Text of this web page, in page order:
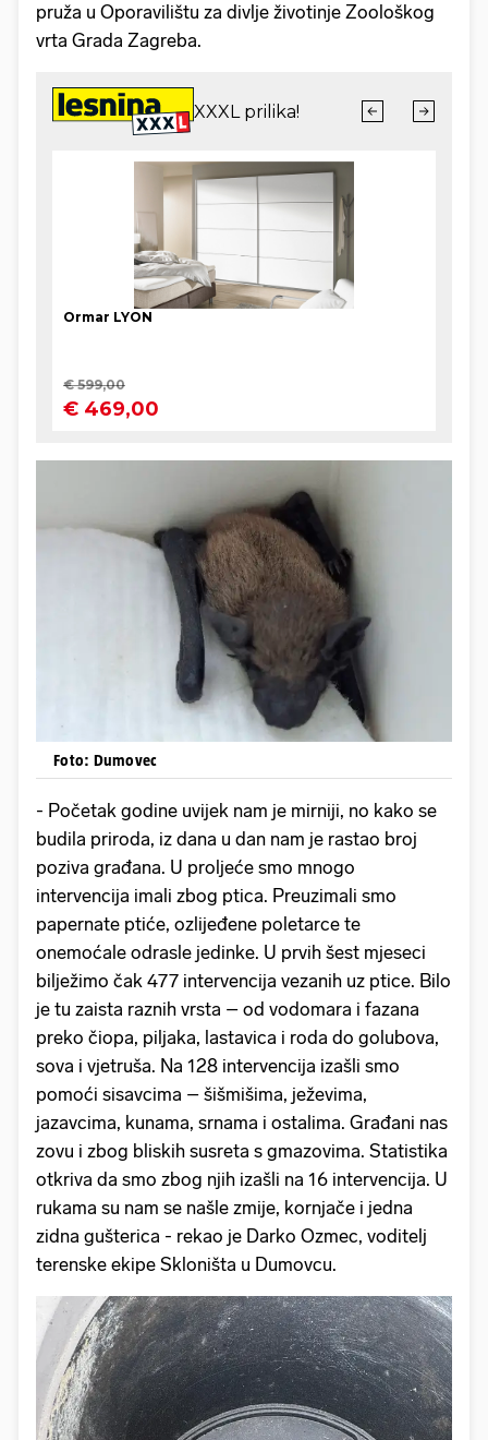
pruža u Oporavilištu za divlje životinje Zoološkog
vrta Grada Zagreba.
Foto: Dumovec
- Početak godine uvijek nam je mirniji, no kako se
budila priroda, iz dana u dan nam je rastao broj
poziva građana. U proljeće smo mnogo
intervencija imali zbog ptica. Preuzimali smo
papernate ptiće, ozlijeđene poletarce te
onemoćale odrasle jedinke. U prvih šest mjeseci
bilježimo čak 477 intervencija vezanih uz ptice. Bilo
je tu zaista raznih vrsta – od vodomara i fazana
preko čiopa, piljaka, lastavica i roda do golubova,
sova i vjetruša. Na 128 intervencija izašli smo
pomoći sisavcima – šišmišima, ježevima,
jazavcima, kunama, srnama i ostalima. Građani nas
zovu i zbog bliskih susreta s gmazovima. Statistika
otkriva da smo zbog njih izašli na 16 intervencija. U
rukama su nam se našle zmije, kornjače i jedna
zidna gušterica - rekao je Darko Ozmec, voditelj
terenske ekipe Skloništa u Dumovcu.